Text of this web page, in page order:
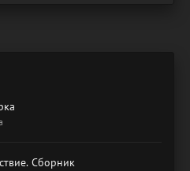
Сборник